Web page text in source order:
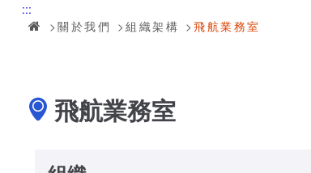
:::
關於我們
組織架構 飛航業務室
飛航業務室